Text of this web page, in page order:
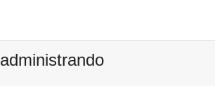
administrando